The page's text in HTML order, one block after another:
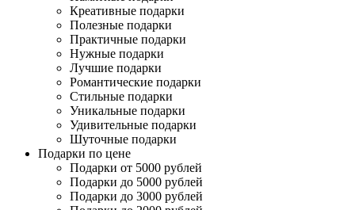
Креативные подарки
Полезные подарки
Практичные подарки
Нужные подарки
Лучшие подарки
Романтические подарки
Стильные подарки
Уникальные подарки
Удивительные подарки
Шуточные подарки
Подарки по цене
Подарки от 5000 рублей
Подарки до 5000 рублей
Подарки до 3000 рублей